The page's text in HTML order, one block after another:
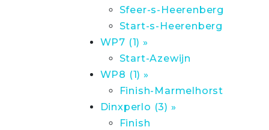
Sfeer-s-Heerenberg
Start-s-Heerenberg
WP7 (1) »
Start-Azewijn
WP8 (1) »
Finish-Marmelhorst
Dinxperlo (3) »
Finish